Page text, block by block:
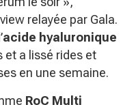
relayée par Gala.
acide hyaluronique
et a lissé rides et
en une semaine.
RoC Multi